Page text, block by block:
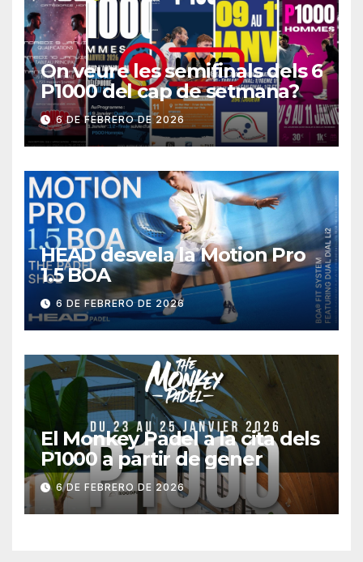
On veure les semifinals dels 6
P1000 del cap de setmana?
6 DE FEBRERO DE 2026
HEAD desvela la Motion Pro
1.5 BOA
6 DE FEBRERO DE 2026
El Monkey Padel a la cita dels
P1000 a partir de gener
6 DE FEBRERO DE 2026